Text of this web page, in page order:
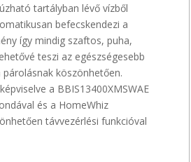
tartályban lévő vízből
befecskendezi a
így mindig szaftos, puha,
teszi az egészségesebb
köszönhetően.
a BBIS13400XMSWAE
és a HomeWhiz
távvezérlési funkcióval